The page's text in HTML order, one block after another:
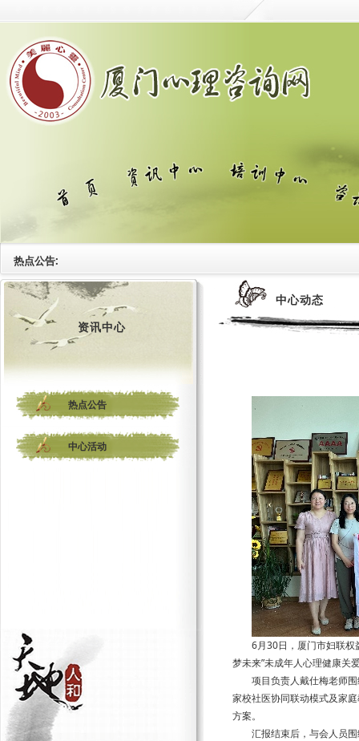
热点公告:
资讯中心
热点公告
中心活动
中心动态
6月30日，厦门市妇联权
梦未来”未成年人心理健康关
项目负责人戴仕梅老师
家校社医协同联动模式及家
方案。
汇报结束后，与会人员